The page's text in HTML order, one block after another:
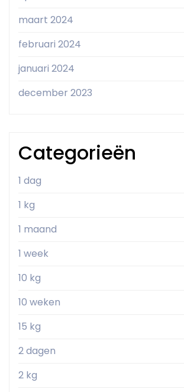
maart 2024
februari 2024
januari 2024
december 2023
Categorieën
1 dag
1 kg
1 maand
1 week
10 kg
10 weken
15 kg
2 dagen
2 kg